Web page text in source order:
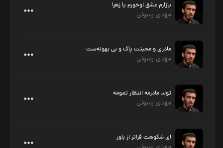
یازارم عشق اوخورم یا زهرا
مهدی رسولی
مادری و محبتت پاک و بی بهونه‌ست
مهدی رسولی
تولد مادرمه انتظار تمومه
مهدی رسولی
ای شکوهت فراتر از باور